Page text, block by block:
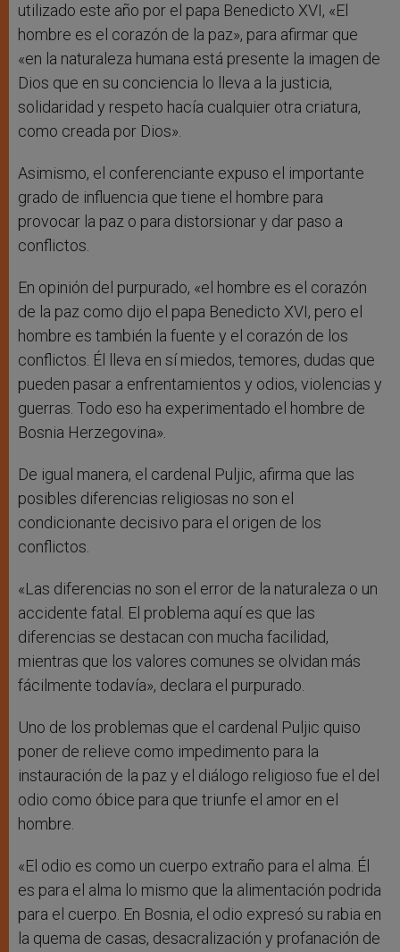
utilizado este año por el papa Benedicto XVI, «El
hombre es el corazón de la paz», para afirmar que
«en la naturaleza humana está presente la imagen de
Dios que en su conciencia lo lleva a la justicia,
solidaridad y respeto hacía cualquier otra criatura,
como creada por Dios».
Asimismo, el conferenciante expuso el importante
grado de influencia que tiene el hombre para
provocar la paz o para distorsionar y dar paso a
conflictos.
En opinión del purpurado, «el hombre es el corazón
de la paz como dijo el papa Benedicto XVI, pero el
hombre es también la fuente y el corazón de los
conflictos. Él lleva en sí miedos, temores, dudas que
pueden pasar a enfrentamientos y odios, violencias y
guerras. Todo eso ha experimentado el hombre de
Bosnia Herzegovina».
De igual manera, el cardenal Puljic, afirma que las
posibles diferencias religiosas no son el
condicionante decisivo para el origen de los
conflictos.
«Las diferencias no son el error de la naturaleza o un
accidente fatal. El problema aquí es que las
diferencias se destacan con mucha facilidad,
mientras que los valores comunes se olvidan más
fácilmente todavía», declara el purpurado.
Uno de los problemas que el cardenal Puljic quiso
poner de relieve como impedimento para la
instauración de la paz y el diálogo religioso fue el del
odio como óbice para que triunfe el amor en el
hombre.
«El odio es como un cuerpo extraño para el alma. Él
es para el alma lo mismo que la alimentación podrida
para el cuerpo. En Bosnia, el odio expresó su rabia en
la quema de casas, desacralización y profanación de